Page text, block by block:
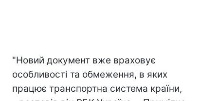
"Новий документ вже враховує
особливості та обмеження, в яких
працює транспортна система країни,